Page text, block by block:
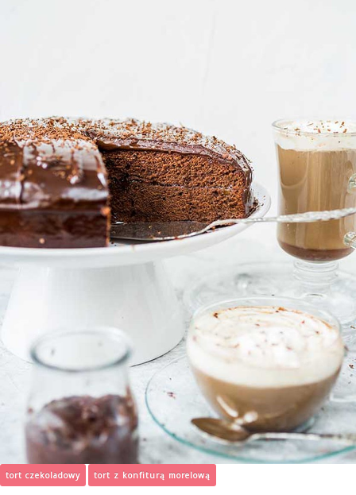
tort czekoladowy tort z konfiturą morelową